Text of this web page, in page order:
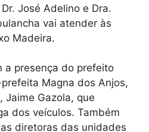
José Adelino e Dra.
vai atender às
Madeira.
a presença do prefeito
Magna dos Anjos,
Jaime Gazola, que
dos veículos. Também
diretoras das unidades